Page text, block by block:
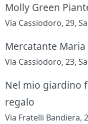
Molly Green
Via Cassiodoro, 29,
Mercatante Maria
Via Cassiodoro, 23,
Nel mio giardino
regalo
Via Fratelli Bandiera,